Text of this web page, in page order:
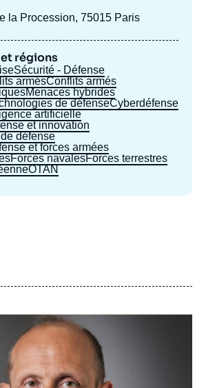
la Procession, 75015 Paris
régions
Sécurité - Défense
armésConflits armés
Menaces hybrides
de défenseCyberdéfense
artificielle
et innovation
défense
et forces armées
Forces navalesForces terrestres
OTAN